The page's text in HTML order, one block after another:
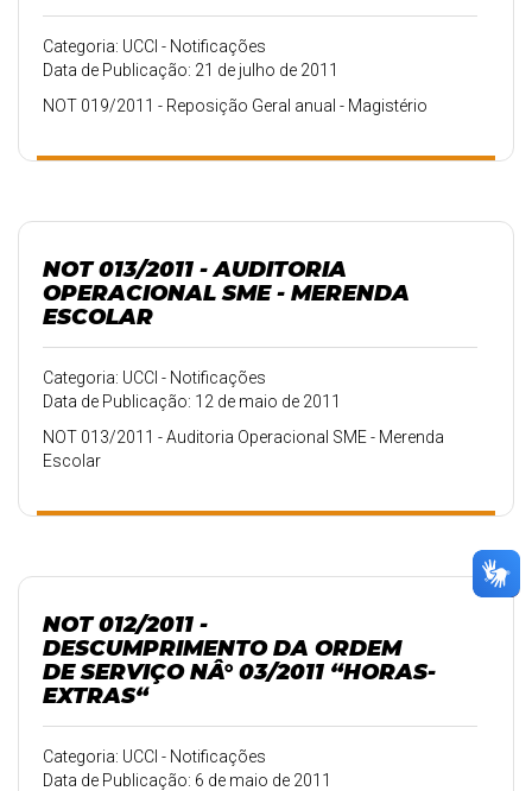
Categoria: UCCI - Notificações
Data de Publicação: 21 de julho de 2011
NOT 019/2011 - Reposição Geral anual - Magistério
NOT 013/2011 - AUDITORIA
OPERACIONAL SME - MERENDA
ESCOLAR
Categoria: UCCI - Notificações
Data de Publicação: 12 de maio de 2011
NOT 013/2011 - Auditoria Operacional SME - Merenda
Escolar
NOT 012/2011 -
DESCUMPRIMENTO DA ORDEM
DE SERVIÇO NÂ° 03/2011 “HORAS-
EXTRAS“
Categoria: UCCI - Notificações
Data de Publicação: 6 de maio de 2011